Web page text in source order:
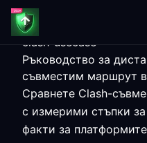
clash-usecase
Ръководство за
съвместим маршрут
Сравнете Clash-
с измерими стъпки
факти за